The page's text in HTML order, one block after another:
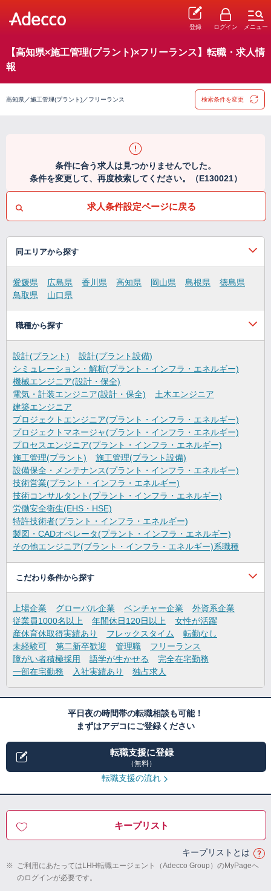
登録 ログイン メニュー
【高知県×施工管理(プラント)×フリーランス】転職・求人情
報
高知県／施工管理(プラント)／フリーランス 検索条件を変更
条件に合う求人は見つかりませんでした。
条件を変更して、再度検索してください。（E130021）
求人条件設定ページに戻る
同エリアから探す
愛媛県 広島県 香川県 高知県 岡山県 島根県
徳島県
鳥取県
山口県
職種から探す
設計(プラント)
設計(プラント設備)
シミュレーション・解析(プラント・インフラ・エネルギー)
機械エンジニア(設計・保全)
電気・計装エンジニア(設計・保全)
土木エンジニア
建築エンジニア
プロジェクトエンジニア(プラント・インフラ・エネルギー)
プロジェクトマネージャ(プラント・インフラ・エネルギー)
プロセスエンジニア(プラント・インフラ・エネルギー)
施工管理(プラント)
施工管理(プラント設備)
設備保全・メンテナンス(プラント・インフラ・エネルギー)
技術営業(プラント・インフラ・エネルギー)
技術コンサルタント(プラント・インフラ・エネルギー)
労働安全衛生(EHS・HSE)
特許技術者(プラント・インフラ・エネルギー)
製図・CADオペレータ(プラント・インフラ・エネルギー)
その他エンジニア(ブラント・インフラ・エネルギー)系職種
こだわり条件から探す
上場企業 グローバル企業 ベンチャー企業
外資系企業
従業員1000名以上
年間休日120日以上
女性が活躍
産休育休取得実績あり
フレックスタイム
転勤なし
未経験可
第二新卒歓迎 管理職
フリーランス
障がい者積極採用
語学が生かせる
完全在宅勤務
一部在宅勤務
入社実績あり 独占求人
平日夜の時間帯の転職相談も可能！
まずはアデコにご登録ください
転職支援に登録
（無料）
転職支援の流れ
キープリスト
キープリストとは
※ ご利用にあたってはLHH転職エージェント（Adecco Group）のMyPageへ
のログインが必要です。